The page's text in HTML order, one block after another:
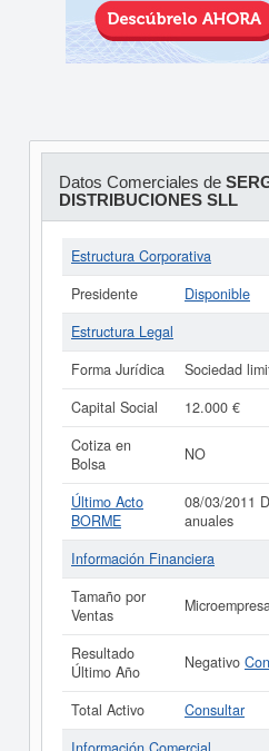
Datos Comerciales de
DISTRIBUCIONES SLL
Estructura Corporativa
Presidente
Disponible
Estructura Legal
Forma Jurídica
Sociedad
Capital Social
12.000 €
Cotiza en
Bolsa
NO
Último Acto
BORME
08/03/2011
anuales
Información Financiera
Tamaño por
Ventas
Resultado
Último Año
Negativo
Total Activo
Consultar